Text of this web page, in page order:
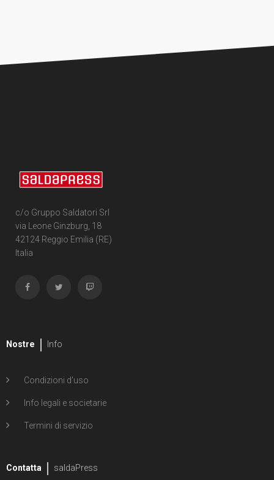
c/o Gruppo Saldatori Srl
via Leone Ginzburg, 18
42124 Reggio Emilia (RE)
Italia
Nostre Info
Condizioni d'uso
Info legali e societarie
Termini di servizio
Contatta saldaPress